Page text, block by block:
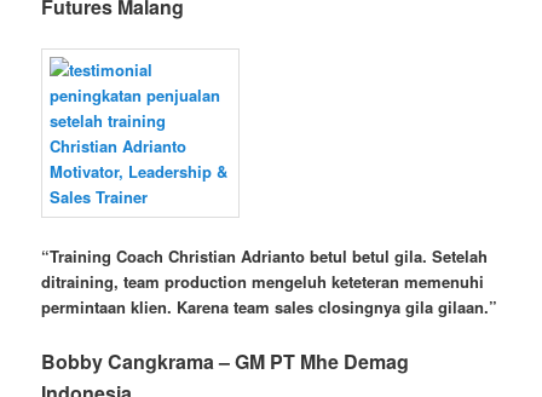
Futures Malang
“Training Coach Christian Adrianto betul betul gila. Setelah
ditraining, team production mengeluh keteteran memenuhi
permintaan klien. Karena team sales closingnya gila gilaan.”
Bobby Cangkrama –GM PT Mhe Demag